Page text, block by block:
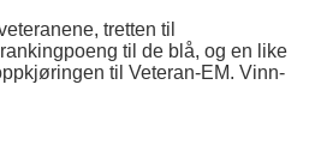
tretten til
til de blå, og en like
til Veteran-EM. Vinn-